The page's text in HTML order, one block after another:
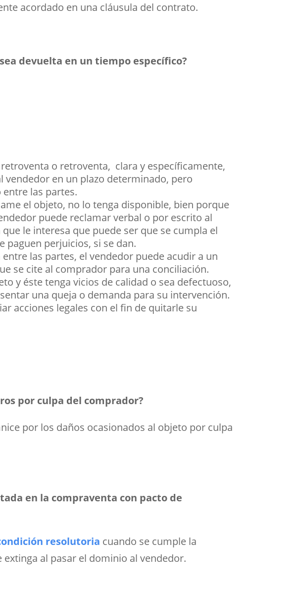
acordado en una cláusula del contrato.
devuelta en un tiempo específico?
o retroventa, clara y específicamente,
vendedor en un plazo determinado, pero
las partes.
el objeto, no lo tenga disponible, bien porque
puede reclamar verbal o por escrito al
le interesa que puede ser que se cumpla el
paguen perjuicios, si se dan.
las partes, el vendedor puede acudir a un
se cite al comprador para una conciliación.
y éste tenga vicios de calidad o sea defectuoso,
una queja o demanda para su intervención.
acciones legales con el fin de quitarle su
por culpa del comprador?
por los daños ocasionados al objeto por culpa
en la compraventa con pacto de
resolutoria cuando se cumple la
al pasar el dominio al vendedor.